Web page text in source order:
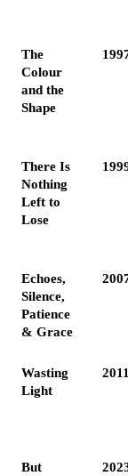
The
Colour
and the
Shape
There Is
Nothing
Left to
Lose
Echoes,
Silence,
Patience
& Grace
Wasting
Light
2011
But